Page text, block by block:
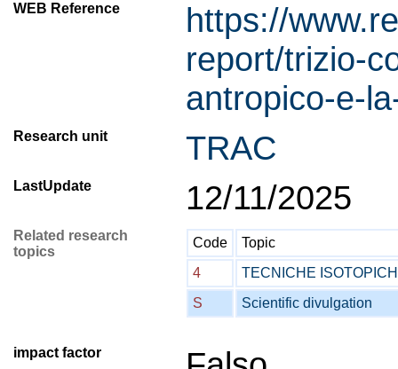
WEB Reference
https://
report/trizio-
antropico-e-
Research unit TRAC
LastUpdate 12/11/2025
Related research
topics
Code
Topic
4
TECNICHE
S
Scientific divulgation
impact factor